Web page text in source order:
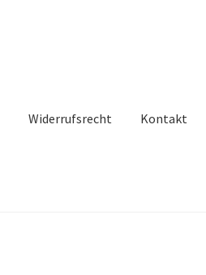
Widerrufsrecht Kontakt